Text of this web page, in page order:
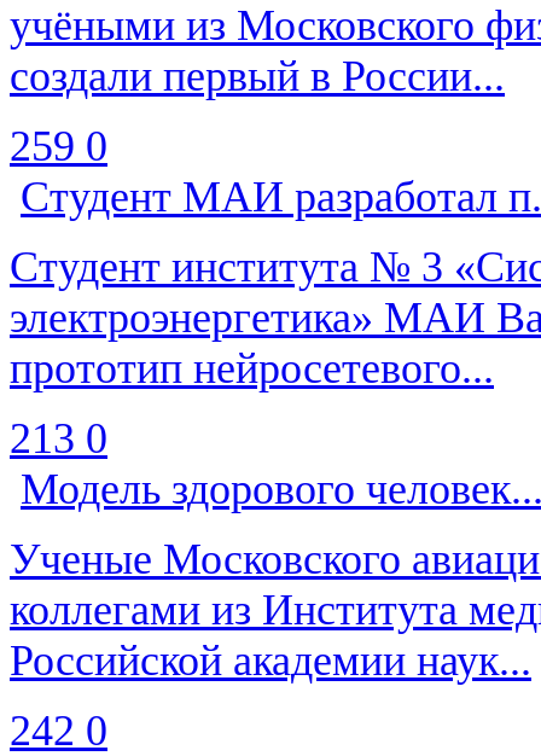
учёными из Московского
создали первый в России...
259 0
Студент МАИ разработал
Студент института № 3
электроэнергетика» МАИ
прототип нейросетевого...
213 0
Модель здорового
Ученые Московского
коллегами из Института
Российской академии наук...
242 0